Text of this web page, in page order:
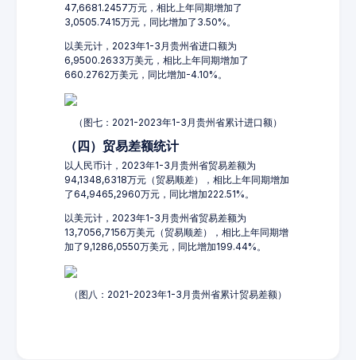
47,6681.2457万元，相比上年同期增加了
3,0505.7415万元，同比增加了3.50%。
以美元计，2023年1-3月贵州省进口额为
6,9500.2633万美元，相比上年同期增加了
660.2762万美元，同比增加-4.10%。
（图七：2021-2023年1-3月贵州省累计进口额）
（四）贸易差额统计
以人民币计，2023年1-3月贵州省贸易差额为
94,1348,6318万元（贸易顺差），相比上年同期增加
了64,9465,2960万元，同比增加222.51%。
以美元计，2023年1-3月贵州省贸易差额为
13,7056,7156万美元（贸易顺差），相比上年同期增
加了9,1286,0550万美元，同比增加199.44%。
（图八：2021-2023年1-3月贵州省累计贸易差额）